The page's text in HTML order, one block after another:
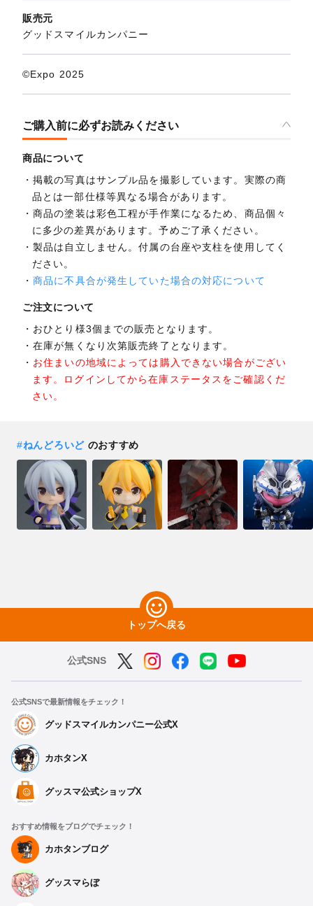
販売元
グッドスマイルカンパニー
©Expo 2025
ご購入前に必ずお読みください
商品について
掲載の写真はサンプル品を撮影しています。実際の商
品とは一部仕様等異なる場合があります。
商品の塗装は彩色工程が手作業になるため、商品個々
に多少の差異があります。予めご了承ください。
製品は自立しません。付属の台座や支柱を使用してく
ださい。
商品に不具合が発生していた場合の対応について
ご注文について
おひとり様3個までの販売となります。
在庫が無くなり次第販売終了となります。
お住まいの地域によっては購入できない場合がござい
ます。ログインしてから在庫ステータスをご確認くだ
さい。
#ねんどろいどのおすすめ
トップへ戻る
公式SNS
公式SNSで最新情報をチェック！
グッドスマイルカンパニー公式X
カホタンX
グッスマ公式ショップX
おすすめ情報をブログでチェック！
カホタンブログ
グッスマらぼ